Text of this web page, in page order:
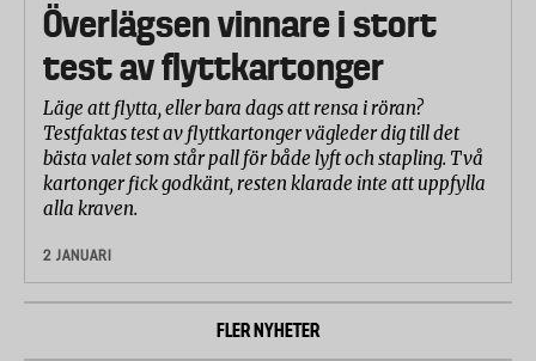
Överlägsen vinnare i stort
test av flyttkartonger
Läge att flytta, eller bara dags att rensa i röran?
Testfaktas test av flyttkartonger vägleder dig till det
bästa valet som står pall för både lyft och stapling. Två
kartonger fick godkänt, resten klarade inte att uppfylla
alla kraven.
2 JANUARI
FLER NYHETER